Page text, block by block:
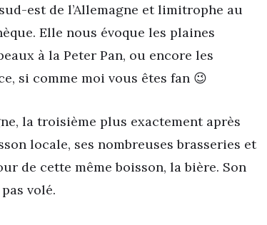
est de l’Allemagne et limitrophe au
Elle nous évoque les plaines
à la Peter Pan, ou encore les
si comme moi vous êtes fan 😉
la troisième plus exactement après
locale, ses nombreuses brasseries et
de cette même boisson, la bière. Son
volé.